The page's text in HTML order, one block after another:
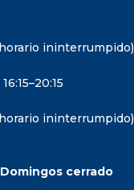
ininterrumpido)
ininterrumpido)
cerrado